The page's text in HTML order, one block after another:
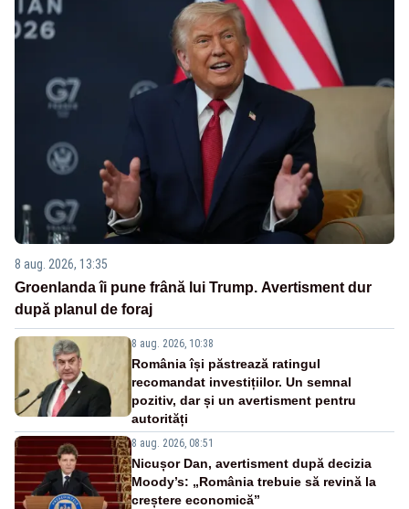
8 aug. 2026, 13:35
Groenlanda îi pune frână lui Trump. Avertisment dur
după planul de foraj
8 aug. 2026, 10:38
România își păstrează ratingul
recomandat investițiilor. Un semnal
pozitiv, dar și un avertisment pentru
autorități
8 aug. 2026, 08:51
Nicușor Dan, avertisment după decizia
Moody’s: „România trebuie să revină la
creștere economică”